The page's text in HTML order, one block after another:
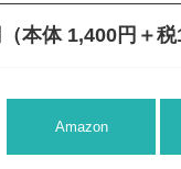
（本体 1,400円＋税
Amazon